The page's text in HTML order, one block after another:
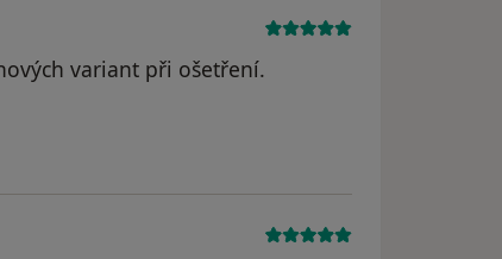
variant při ošetření.